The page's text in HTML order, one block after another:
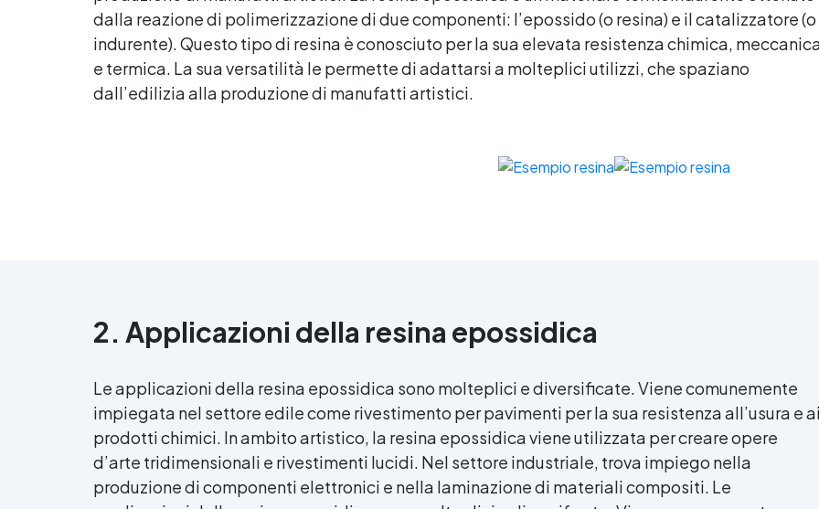
dalla reazione di polimerizzazione di due componenti: l’epossido (o resina) e il catalizzatore (o
indurente). Questo tipo di resina è conosciuto per la sua elevata resistenza chimica,
e termica. La sua versatilità le permette di adattarsi a molteplici utilizzi, che spaziano
dall’edilizia alla produzione di manufatti artistici.
2. Applicazioni della resina epossidica
Le applicazioni della resina epossidica sono molteplici e diversificate. Viene comunemente
impiegata nel settore edile come rivestimento per pavimenti per la sua resistenza all’usura e
prodotti chimici. In ambito artistico, la resina epossidicaviene utilizzata per creare opere
d’arte tridimensionali e rivestimenti lucidi. Nel settore industriale, trova impiego nella
produzione di componenti elettronici e nella laminazione di materiali compositi. Le